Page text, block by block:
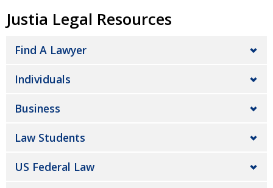
Justia Legal Resources
Find A Lawyer
Individuals
Business
Law Students
US Federal Law